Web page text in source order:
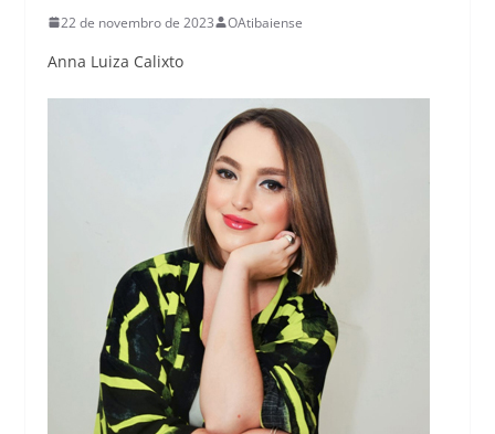
22 de novembro de 2023 OAtibaiense
Anna Luiza Calixto